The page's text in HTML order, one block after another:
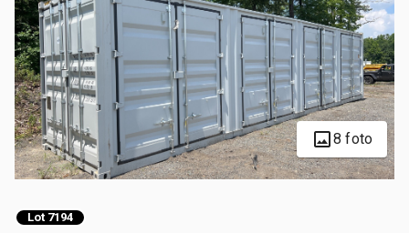
8 foto
Lot 7194